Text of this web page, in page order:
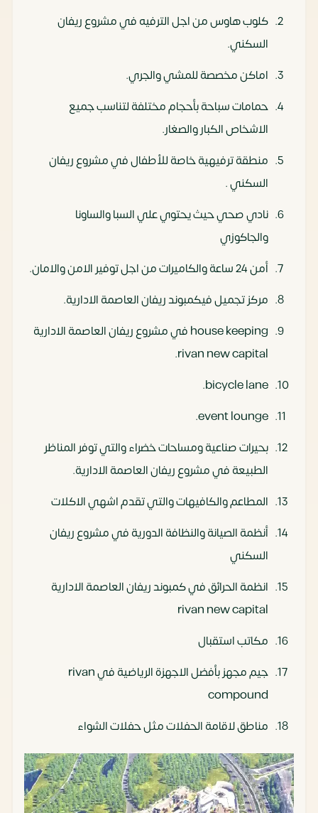
كلوب هاوس من اجل الترفيه في مشروع ريفان
السكني.
اماكن مخصصة للمشي والجري.
حمامات سباحة بأحجام مختلفة لتناسب جميع
الاشخاص الكبار والصغار.
منطقة ترفيهية خاصة للأطفال في مشروع ريفان
السكني .
نادي صحي حيث يحتوي علي السبا والساونا
والجاكوزي
أمن 24 ساعة والكاميرات من اجل توفير الامن والامان.
مركز تجميل فيكمبوند ريفان العاصمة الادارية.
house keeping في مشروع ريفان العاصمة الادارية
rivan new capital.
bicycle lane.
event lounge.
بحيرات صناعية ومساحات خضراء والتي توفر المناظر
الطبيعة في مشروع ريفان العاصمة الادارية.
المطاعم والكافيهات والتي تقدم اشهي الاكلات
أنظمة الصيانة والنظافة الدورية في مشروع ريفان
السكني
انظمة الحرائق في كمبوند ريفان العاصمة الادارية
rivan new capital
مكاتب استقبال
جيم مجهز بأفضل الاجهزة الرياضية في rivan
compound
مناطق لاقامة الحفلات مثل حفلات الشواء